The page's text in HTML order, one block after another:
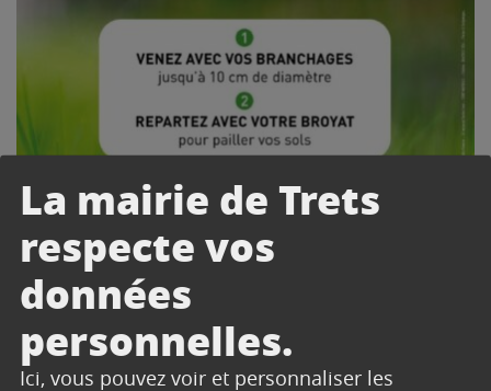
La mairie de Trets
respecte vos
données
personnelles.
Ici, vous pouvez voir et personnaliser les